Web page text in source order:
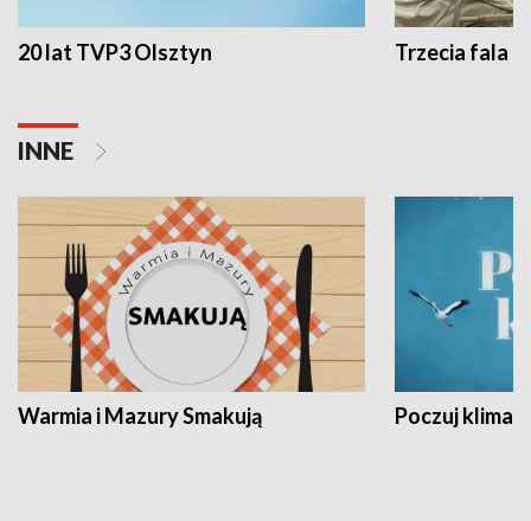
20 lat TVP3 Olsztyn Trzecia fala -
INNE
Warmia i Mazury Smakują Poczuj klimat